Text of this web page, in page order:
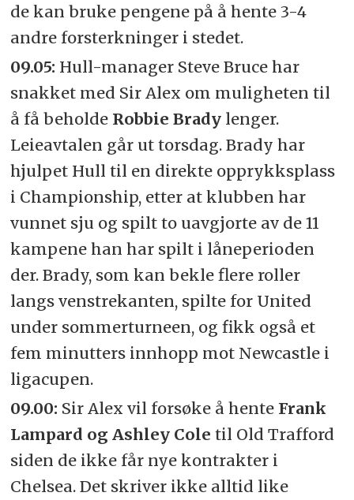
de kan bruke pengene på å hente 3-4
andre forsterkninger i stedet.
09.05: Hull-manager Steve Bruce har
snakket med Sir Alex om muligheten til
å få beholde Robbie Brady lenger.
Leieavtalen går ut torsdag. Brady har
hjulpet Hull til en direkte opprykksplass
i Championship, etter at klubben har
vunnet sju og spilt to uavgjorte av de 11
kampene han har spilt i låneperioden
der. Brady, som kan bekle flere roller
langs venstrekanten, spilte for United
under sommerturneen, og fikk også et
fem minutters innhopp mot Newcastle i
ligacupen.
09.00: Sir Alex vil forsøke å hente Frank
Lampard og Ashley Cole til Old Trafford
siden de ikke får nye kontrakter i
Chelsea. Det skriver ikke alltid like